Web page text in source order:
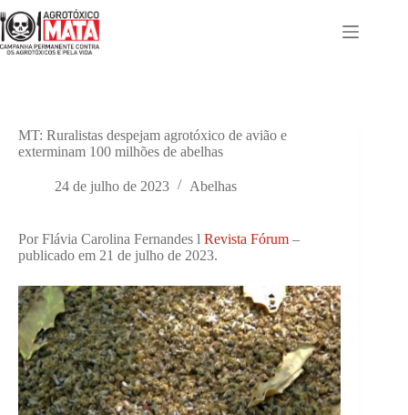
para
o
conteúdo
MT: Ruralistas despejam agrotóxico de avião e
exterminam 100 milhões de abelhas
24 de julho de 2023 Abelhas
Por Flávia Carolina Fernandes l Revista Fórum –
publicado em 21 de julho de 2023.